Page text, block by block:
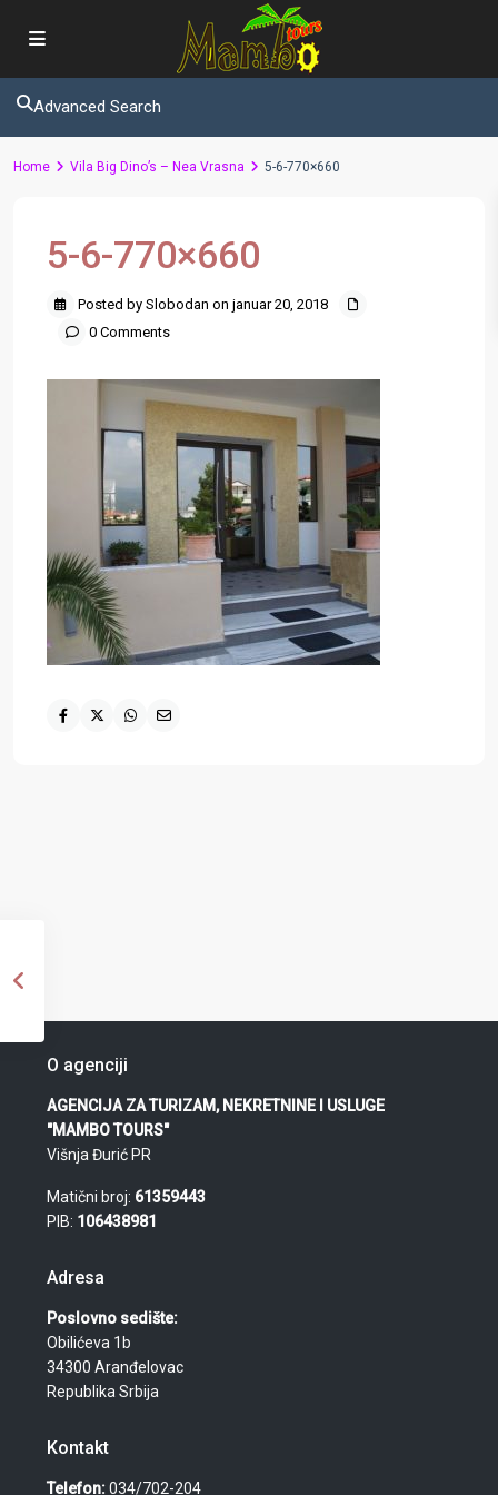
Advanced Search
Home Vila Big Dino’s – Nea Vrasna 5-6-770×660
5-6-770×660
Posted by Slobodan on januar 20, 2018
0 Comments
O agenciji
AGENCIJA ZA TURIZAM, NEKRETNINE I USLUGE
"MAMBO TOURS"
Višnja Đurić PR
Matični broj: 61359443
PIB: 106438981
Adresa
Poslovno sedište:
Obilićeva 1b
34300 Aranđelovac
Republika Srbija
Kontakt
Telefon:034/702-204